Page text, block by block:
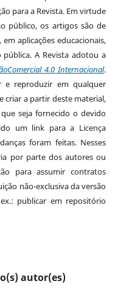
para a Revista. Em virtude
público, os artigos são de
aplicações educacionais,
A Revista adotou a
4.0 Internacional.
e reproduzir em qualquer
criar a partir deste material,
seja fornecido o devido
um link para a Licença
foram feitas. Nesses
por parte dos autores ou
para assumir contratos
não-exclusiva da versão
publicar em repositório
autor(es)